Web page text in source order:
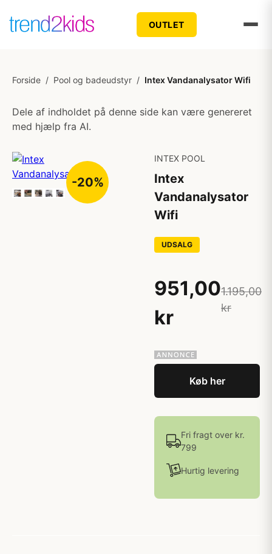
OUTLET
Forside / Pool og badeudstyr / Intex Vandanalysator Wifi
Dele af indholdet på denne side kan være genereret
med hjælp fra AI.
-20%
INTEX POOL
Intex
Vandanalysator
Wifi
UDSALG
951,00
kr
1.195,00
kr
Køb her
Fri fragt over kr.
799
Hurtig levering